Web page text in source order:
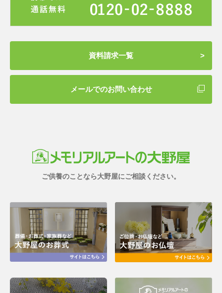
資料請求一覧
メールでのお問い合わせ
ご供養のことなら大野屋にご相談ください。